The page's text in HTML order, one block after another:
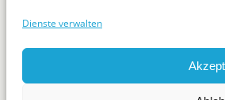
Dienste verwalten